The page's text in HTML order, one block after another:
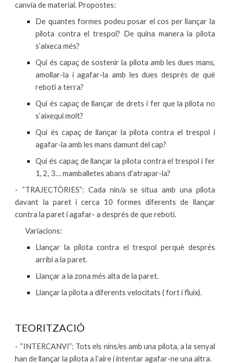
canvia de material. Propostes:
De quantes formes podeu posar el cos per llançar la
pilota contra el trespol? De quina manera la pilota
s’aixeca més?
Qui és capaç de sostenir la pilota amb les dues mans,
amollar-la i agafar-la amb les dues després de què
reboti a terra?
Qui és capaç de llançar de drets i fer que la pilota no
s’aixequi molt?
Qui és capaç de llançar la pilota contra el trespol i
agafar-la amb les mans damunt del cap?
Qui és capaç de llançar la pilota contra el trespol i fer
1, 2, 3… mamballetes abans d’atrapar-la?
- “TRAJECTÒRIES”: Cada nin/a se situa amb una pilota
davant la paret i cerca 10 formes diferents de llançar
contra la paret i agafar- a després de que reboti.
Variacions:
Llançar la pilota contra el trespol perquè després
arribi a la paret.
Llançar a la zona més alta de la paret.
Llançar la pilota a diferents velocitats ( fort i fluix).
TEORITZACIÓ
- “INTERCANVI”: Tots els nins/es amb una pilota, a la senyal
han de llançar la pilota a l’aire i intentar agafar-ne una altra.